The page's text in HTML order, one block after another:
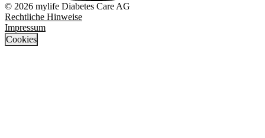
© 2026 mylife Diabetes Care AG
Rechtliche Hinweise
Impressum
Cookies